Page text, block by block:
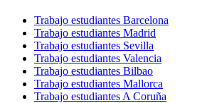
Trabajo estudiantes Barcelona
Trabajo estudiantes Madrid
Trabajo estudiantes Sevilla
Trabajo estudiantes Valencia
Trabajo estudiantes Bilbao
Trabajo estudiantes Mallorca
Trabajo estudiantes A Coruña